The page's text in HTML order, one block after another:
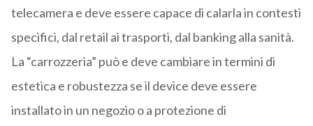
telecamera e deve essere capace di calarla in contesti
specifici, dal retail ai trasporti, dal banking alla sanità.
La “carrozzeria” può e deve cambiare in termini di
estetica e robustezza se il device deve essere
installato in un negozio o a protezione di